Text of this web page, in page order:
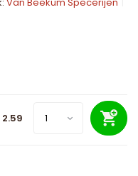
2.59